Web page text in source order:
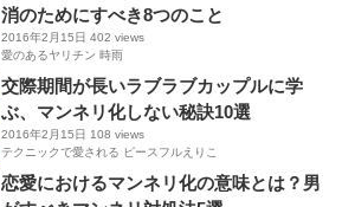
消のためにすべき8つのこと
2016年2月15日 402 views
愛のあるヤリチン 時雨
交際期間が長いラブラブカップルに学
ぶ、マンネリ化しない秘訣10選
2016年2月15日 108 views
テクニックで愛される ピースフルえりこ
恋愛におけるマンネリ化の意味とは？男